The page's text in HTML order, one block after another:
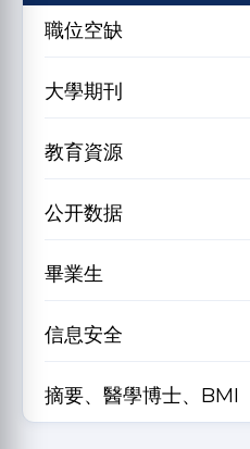
職位空缺
大學期刊
教育資源
公开数据
畢業生
信息安全
摘要、醫學博士、BMI